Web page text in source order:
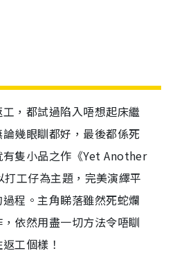
，都試過陷入唔想起床繼
幾眼瞓都好，最後都係死
隻小品之作《Yet Another
工仔為主題，完美演繹平
程。主角睇落雖然死蛇爛
依然用盡一切方法令唔瞓
工個樣！